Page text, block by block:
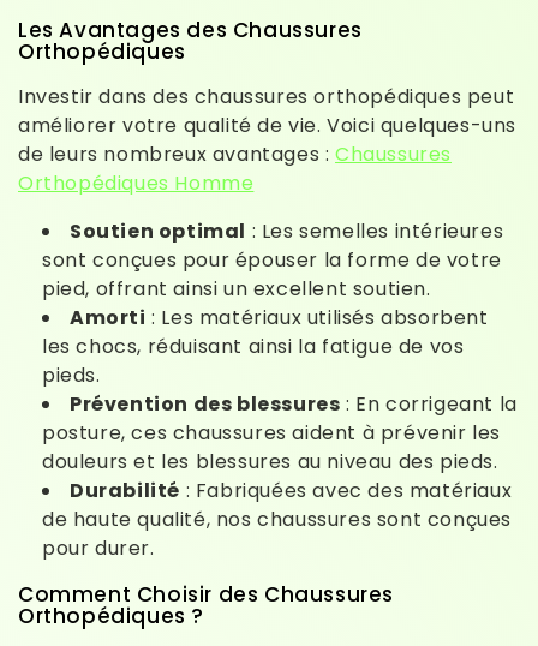
Les Avantages des Chaussures
Orthopédiques
Investir dans des chaussures orthopédiques peut
améliorer votre qualité de vie. Voici quelques-uns
de leurs nombreux avantages :Chaussures
Orthopédiques Homme
Soutien optimal : Les semelles intérieures
sont conçues pour épouser la forme de votre
pied, offrant ainsi un excellent soutien.
Amorti : Les matériaux utilisés absorbent
les chocs, réduisant ainsi la fatigue de vos
pieds.
Prévention des blessures : En corrigeant la
posture, ces chaussures aident à prévenir les
douleurs et les blessures au niveau des pieds.
Durabilité : Fabriquées avec des matériaux
de haute qualité, nos chaussures sont conçues
pour durer.
Comment Choisir des Chaussures
Orthopédiques ?